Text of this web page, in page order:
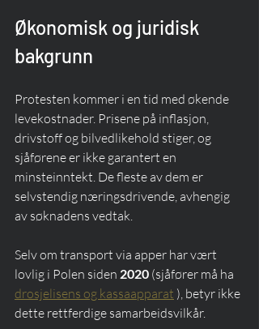
Økonomisk og juridisk
bakgrunn
Protesten kommer i en tid med økende
levekostnader. Prisene på inflasjon,
drivstoff og bilvedlikehold stiger, og
sjåførene er ikke garantert en
minsteinntekt. De fleste av dem er
selvstendig næringsdrivende, avhengig
av søknadens vedtak.
Selv om transport via apper har vært
lovlig i Polen siden 2020 (sjåfører må ha
drosjelisens og kassaapparat ), betyr ikke
dette rettferdige samarbeidsvilkår.